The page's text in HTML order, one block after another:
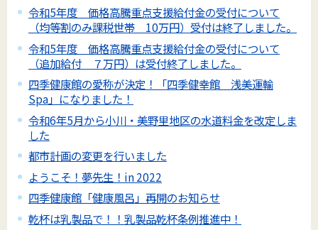
令和5年度 価格高騰重点支援給付金の受付について
（均等割のみ課税世帯 10万円）受付は終了しました。
令和5年度 価格高騰重点支援給付金の受付について
（追加給付 ７万円）は受付終了しました。
四季健康館の愛称が決定！「四季健幸館 浅美運輸
Spa」になりました！
令和6年5月から小川・美野里地区の水道料金を改定しま
した
都市計画の変更を行いました
ようこそ！夢先生！in 2022
四季健康館「健康風呂」再開のお知らせ
乾杯は乳製品で！！乳製品乾杯条例推進中！